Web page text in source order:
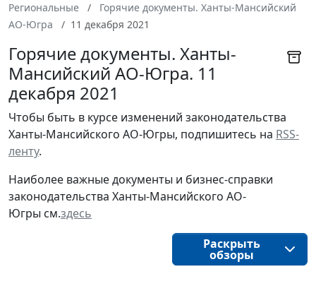
Региональные
Горячие документы. Ханты-Мансийский
АО-Югра
11 декабря 2021
Горячие документы. Ханты-
Мансийский АО-Югра. 11
декабря 2021
Чтобы быть в курсе изменений законодательства
Ханты-Мансийского АО-Югры, подпишитесь на RSS-
ленту.
Наиболее важные документы и бизнес-справки
законодательства Ханты-Мансийского АО-
Югры см.здесь
Раскрыть
обзоры